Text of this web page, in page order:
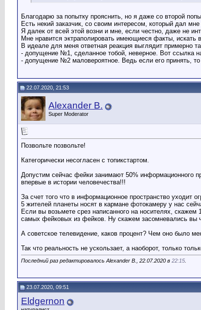
Благодарю за попытку прояснить, но я даже со второй
Есть некий заказчик, со своим интересом, который дал
Я далек от всей этой возни и мне, если честно, даже не
Мне нравится эктраполировать имеющиеся факты,
В идеале для меня ответная реакция выглядит примерно
- допущение №1, сделанное тобой, неверное. Вот ссылка
- допущение №2 маловероятное. Ведь если его принять, то
22.07.2020, 21:53
Alexander B.
Super Moderator
Позвольте позвольте!
Категорически несогласен с топикстартом.
Допустим сейчас фейки занимают 50% информационного
впервые в истории человечества!!!
За счет того что в информационное пространство уходит
5 жителей планеты носят в кармане фотокамеру у нас
Если вы возьмете срез написанного на носителях,
самых фейковых из фейков. Ну скажем засомневались вы
А советское телевидение, каков процент? Чем оно было
Так что реальность не ускользает, а наоборот, только
Последний раз редактировалось Alexander B., 22.07.2020 в 22:15
23.07.2020, 09:51
Eldgernon